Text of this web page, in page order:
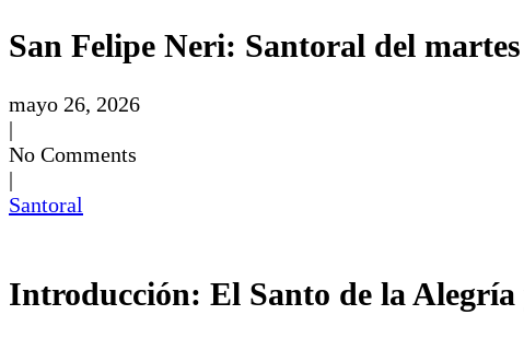
San Felipe Neri: Santoral del
mayo 26, 2026
|
No Comments
|
Santoral
Introducción: El Santo de la Alegría